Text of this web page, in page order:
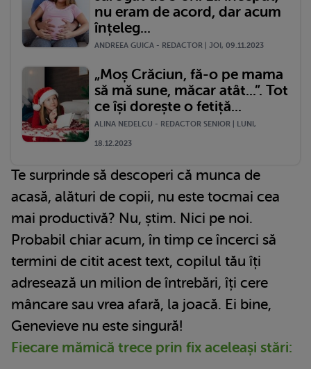
nu eram de acord, dar acum
înțeleg...
ANDREEA GUICA - REDACTOR | JOI, 09.11.2023
„Moș Crăciun, fă-o pe mama
să mă sune, măcar atât...”. Tot
ce își dorește o fetiță...
ALINA NEDELCU - REDACTOR SENIOR | LUNI,
18.12.2023
Te surprinde să descoperi că munca de
acasă, alături de copii, nu este tocmai cea
mai productivă? Nu, știm. Nici pe noi.
Probabil chiar acum, în timp ce încerci să
termini de citit acest text, copilul tău îți
adresează un milion de întrebări, îți cere
mâncare sau vrea afară, la joacă. Ei bine,
Genevieve nu este singură!
Fiecare mămică trece prin fix aceleași stări: